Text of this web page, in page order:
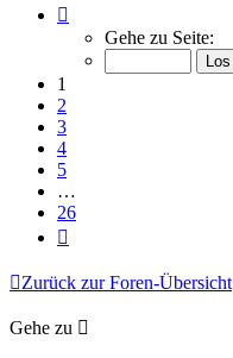
von
Gehe zu Seite:
1
2
3
4
5
…
26
Zurück zur Foren-Übersicht
Gehe zu